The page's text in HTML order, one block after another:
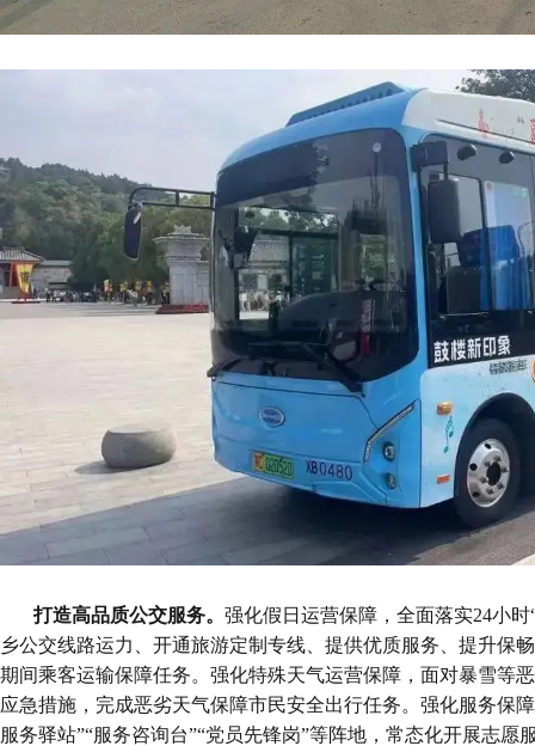
打造高品质公交服务。 强化假日运营保障，全面落实24小
乡公交线路运力、开通旅游定制专线、提供优质服务、提升保
期间乘客运输保障任务。强化特殊天气运营保障，面对暴雪等
应急措施，完成恶劣天气保障市民安全出行任务。强化服务保
服务驿站”“服务咨询台”“党员先锋岗”等阵地，常态化开展志